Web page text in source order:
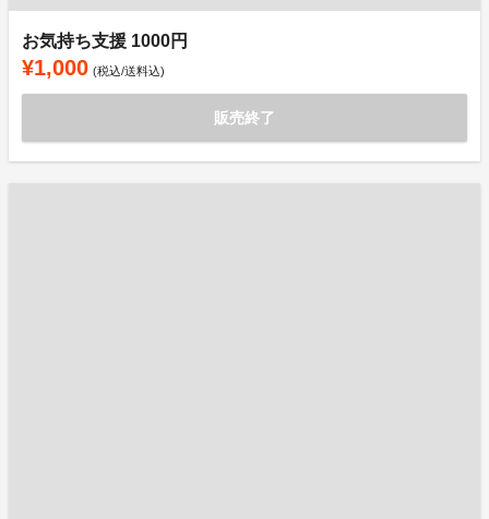
お気持ち支援 1000円
¥1,000 (税込/送料込)
販売終了